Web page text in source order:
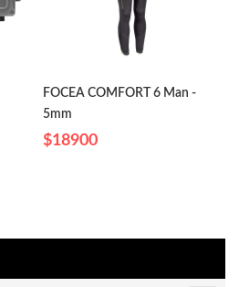
FOCEA COMFORT 6 Man -
5mm
$18900